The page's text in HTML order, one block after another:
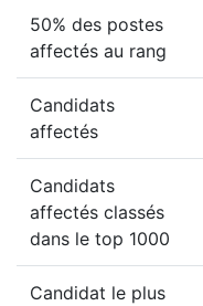
50% des postes
affectés au rang
Candidats
affectés
Candidats
affectés classés
dans le top 1000
Candidat le plus